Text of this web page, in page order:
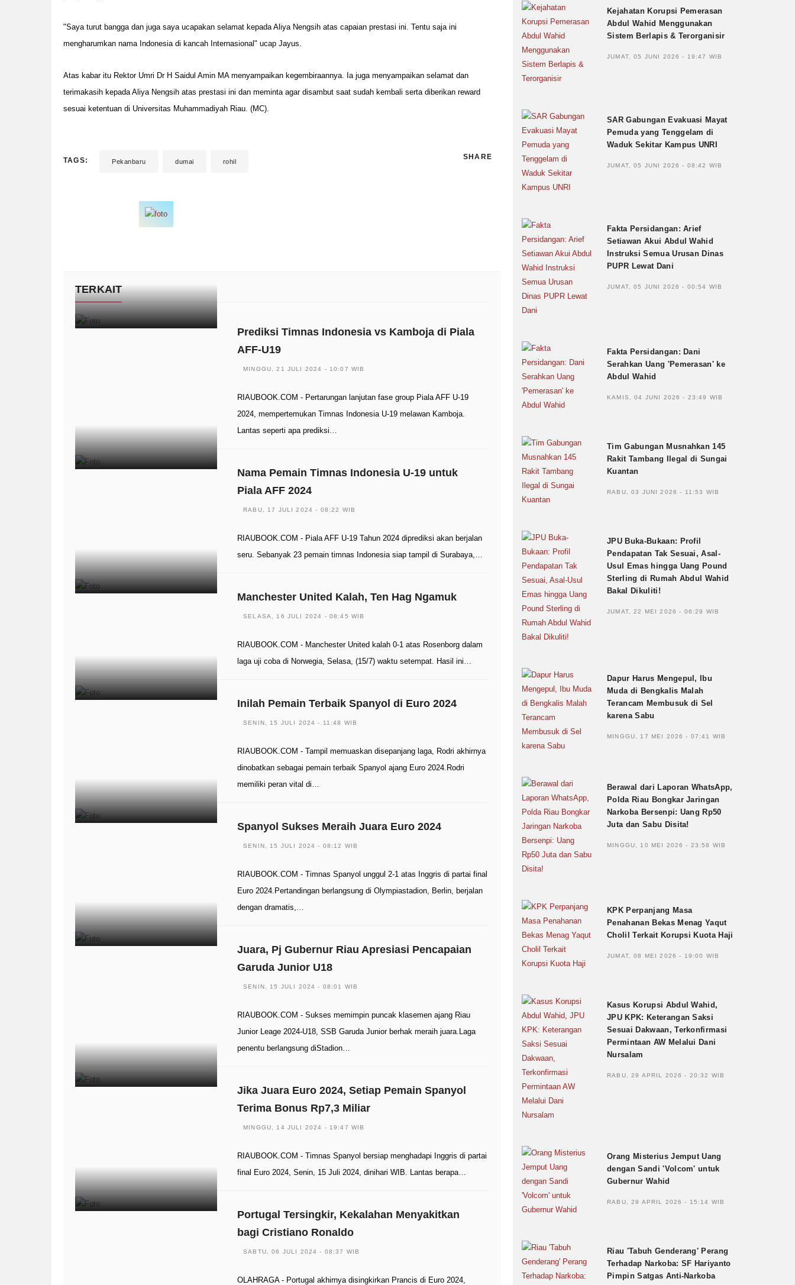
"Saya turut bangga dan juga saya ucapakan selamat kepada Aliya Nengsih atas capaian prestasi ini. Tentu saja ini
mengharumkan nama Indonesia di kancah Internasional" ucap Jayus.
Atas kabar itu Rektor Umri Dr H Saidul Amin MA menyampaikan kegembiraannya. Ia juga menyampaikan selamat dan
terimakasih kepada Aliya Nengsih atas prestasi ini dan meminta agar disambut saat sudah kembali serta diberikan reward
sesuai ketentuan di Universitas Muhammadiyah Riau. (MC).
TAGS: Pekanbaru dumai rohil
SHARE
TERKAIT
Prediksi Timnas Indonesia vs Kamboja di Piala
AFF-U19
MINGGU, 21 JULI 2024 - 10:07 WIB
RIAUBOOK.COM - Pertarungan lanjutan fase group Piala AFF U-19
2024, mempertemukan Timnas Indonesia U-19 melawan Kamboja.
Lantas seperti apa prediksi…
Nama Pemain Timnas Indonesia U-19 untuk
Piala AFF 2024
RABU, 17 JULI 2024 - 08:22 WIB
RIAUBOOK.COM - Piala AFF U-19 Tahun 2024 diprediksi akan berjalan
seru. Sebanyak 23 pemain timnas Indonesia siap tampil di Surabaya,…
Manchester United Kalah, Ten Hag Ngamuk
SELASA, 16 JULI 2024 - 08:45 WIB
RIAUBOOK.COM - Manchester United kalah 0-1 atas Rosenborg dalam
laga uji coba di Norwegia, Selasa, (15/7) waktu setempat. Hasil ini…
Inilah Pemain Terbaik Spanyol di Euro 2024
SENIN, 15 JULI 2024 - 11:48 WIB
RIAUBOOK.COM - Tampil memuaskan disepanjang laga, Rodri akhirnya
dinobatkan sebagai pemain terbaik Spanyol ajang Euro 2024.Rodri
memiliki peran vital di…
Spanyol Sukses Meraih Juara Euro 2024
SENIN, 15 JULI 2024 - 08:12 WIB
RIAUBOOK.COM - Timnas Spanyol unggul 2-1 atas Inggris di partai final
Euro 2024.Pertandingan berlangsung di Olympiastadion, Berlin, berjalan
dengan dramatis,…
Juara, Pj Gubernur Riau Apresiasi Pencapaian
Garuda Junior U18
SENIN, 15 JULI 2024 - 08:01 WIB
RIAUBOOK.COM - Sukses memimpin puncak klasemen ajang Riau
Junior Leage 2024-U18, SSB Garuda Junior berhak meraih juara.Laga
penentu berlangsung diStadion…
Jika Juara Euro 2024, Setiap Pemain Spanyol
Terima Bonus Rp7,3 Miliar
MINGGU, 14 JULI 2024 - 19:47 WIB
RIAUBOOK.COM - Timnas Spanyol bersiap menghadapi Inggris di partai
final Euro 2024, Senin, 15 Juli 2024, dinihari WIB. Lantas berapa…
Portugal Tersingkir, Kekalahan Menyakitkan
bagi Cristiano Ronaldo
SABTU, 06 JULI 2024 - 08:37 WIB
OLAHRAGA - Portugal akhirnya disingkirkan Prancis di Euro 2024,
Kejahatan Korupsi Pemerasan
Abdul Wahid Menggunakan
Sistem Berlapis & Terorganisir
JUMAT, 05 JUNI 2026 - 19:47 WIB
SAR Gabungan Evakuasi Mayat
Pemuda yang Tenggelam di
Waduk Sekitar Kampus UNRI
JUMAT, 05 JUNI 2026 - 08:42 WIB
Fakta Persidangan: Arief
Setiawan Akui Abdul Wahid
Instruksi Semua Urusan Dinas
PUPR Lewat Dani
JUMAT, 05 JUNI 2026 - 00:54 WIB
Fakta Persidangan: Dani
Serahkan Uang 'Pemerasan' ke
Abdul Wahid
KAMIS, 04 JUNI 2026 - 23:49 WIB
Tim Gabungan Musnahkan 145
Rakit Tambang Ilegal di Sungai
Kuantan
RABU, 03 JUNI 2026 - 11:53 WIB
JPU Buka-Bukaan: Profil
Pendapatan Tak Sesuai, Asal-
Usul Emas hingga Uang Pound
Sterling di Rumah Abdul Wahid
Bakal Dikuliti!
JUMAT, 22 MEI 2026 - 06:29 WIB
Dapur Harus Mengepul, Ibu
Muda di Bengkalis Malah
Terancam Membusuk di Sel
karena Sabu
MINGGU, 17 MEI 2026 - 07:41 WIB
Berawal dari Laporan WhatsApp,
Polda Riau Bongkar Jaringan
Narkoba Bersenpi: Uang Rp50
Juta dan Sabu Disita!
MINGGU, 10 MEI 2026 - 23:58 WIB
KPK Perpanjang Masa
Penahanan Bekas Menag Yaqut
Cholil Terkait Korupsi Kuota Haji
JUMAT, 08 MEI 2026 - 19:00 WIB
Kasus Korupsi Abdul Wahid,
JPU KPK: Keterangan Saksi
Sesuai Dakwaan, Terkonfirmasi
Permintaan AW Melalui Dani
Nursalam
RABU, 29 APRIL 2026 - 20:32 WIB
Orang Misterius Jemput Uang
dengan Sandi 'Volcom' untuk
Gubernur Wahid
RABU, 29 APRIL 2026 - 15:14 WIB
Riau 'Tabuh Genderang' Perang
Terhadap Narkoba: SF Hariyanto
Pimpin Satgas Anti-Narkoba